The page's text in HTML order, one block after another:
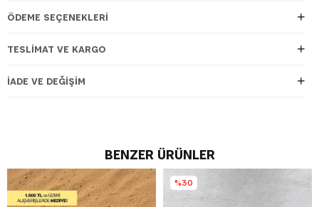
ÖDEME SEÇENEKLERI
TESLIMAT VE KARGO
İADE VE DEĞIŞIM
BENZER ÜRÜNLER
%30